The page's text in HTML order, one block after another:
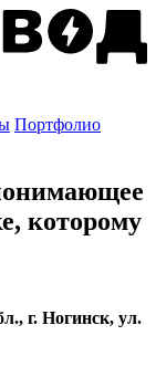
Портфолио
которому
, г. Ногинск, ул.